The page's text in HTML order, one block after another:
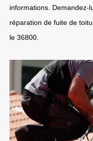
informations. Demandez-
réparation de fuite de
le 36800.